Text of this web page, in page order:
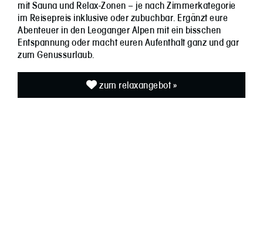
mit Sauna und Relax-Zonen – je nach Zimmerkategorie
im Reisepreis inklusive oder zubuchbar. Ergänzt eure
Abenteuer in den Leoganger Alpen mit ein bisschen
Entspannung oder macht euren Aufenthalt ganz und gar
zum Genussurlaub.
zum relaxangebot »